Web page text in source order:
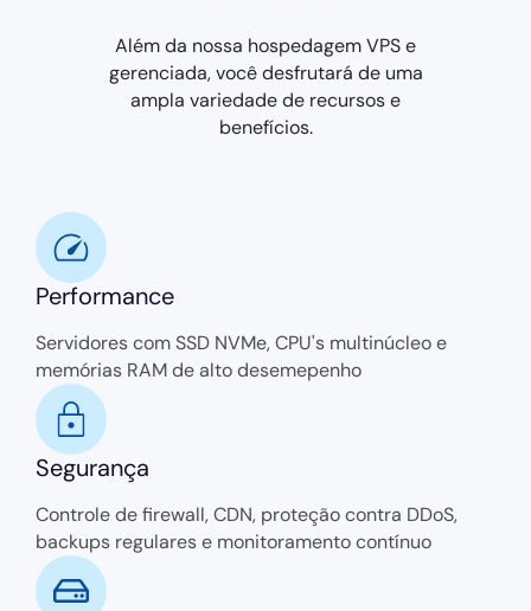
Além da nossa hospedagem VPS e
gerenciada, você desfrutará de uma
ampla variedade de recursos e
benefícios.
Performance
Servidores com SSD NVMe, CPU's multinúcleo e
memórias RAM de alto desemepenho
Segurança
Controle de firewall, CDN, proteção contra DDoS,
backups regulares e monitoramento contínuo